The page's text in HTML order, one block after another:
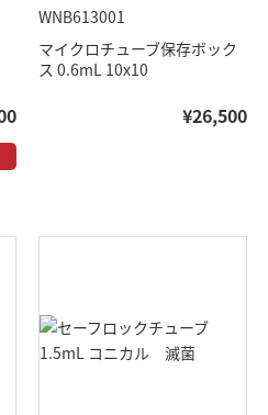
WNB613001
マイクロチューブ保存ボック
ス 0.6mL 10x10
¥26,500